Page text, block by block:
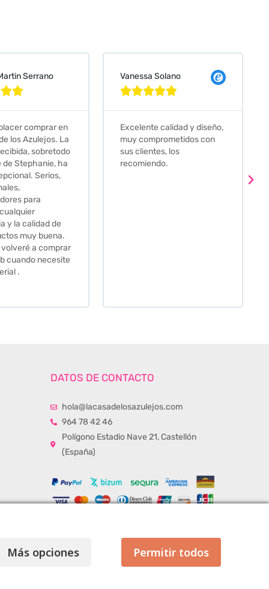

calidad y diseño,
con
los
Judit Bonet Pardell

Que decir, si teneis que
comprar alguna baldosa
este és el sitio indicado! Yo
pedi una muestra y me
DATOS DE CONTACTO
hola@lacasadelosazulejos.com
964 78 42 46
Polígono Estadio Nave 21, Castellón
(España)
Más opciones Permitir todos